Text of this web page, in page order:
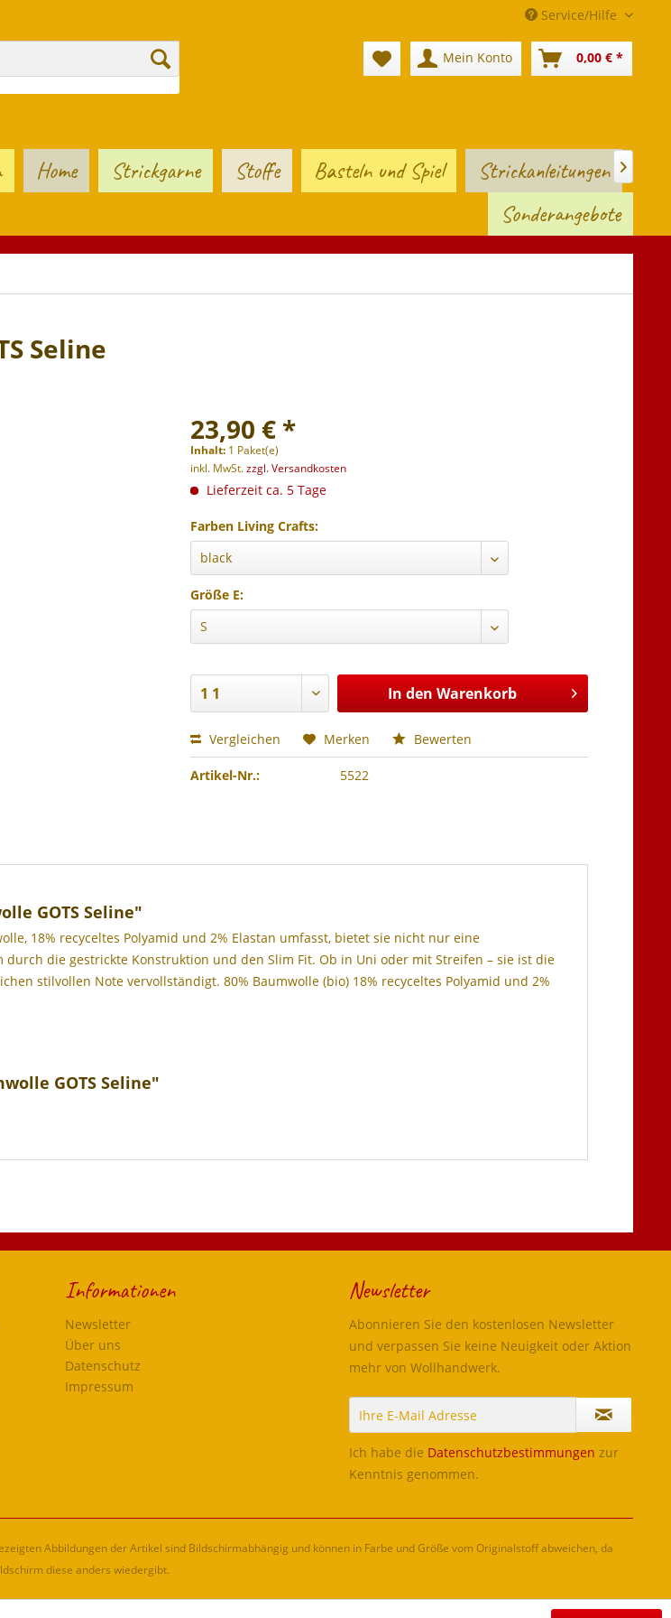
Service/Hilfe
Mein Konto 0,00 € *
Home Strickgarne Stoffe Basteln und Spiel
Strickanleitungen
Sonderangebote

Seline
23,90 € *
Inhalt: 1 Paket(e)
inkl. MwSt.zzgl. Versandkosten
Lieferzeit ca. 5 Tage
Farben Living Crafts:
Größe E:
In den Warenkorb
Vergleichen Merken Bewerten
Artikel-Nr.: 5522
GOTS Seline"
18% recyceltes Polyamid und 2% Elastan umfasst, bietet sie nicht nur eine
die gestrickte Konstruktion und den Slim Fit. Ob in Uni oder mit Streifen – sie ist die
stilvollen Note vervollständigt. 80% Baumwolle (bio) 18% recyceltes Polyamid und 2%
GOTS Seline"
Informationen
Newsletter
Über uns
Datenschutz
Impressum
Newsletter
Abonnieren Sie den kostenlosen Newsletter
und verpassen Sie keine Neuigkeit oder Aktion
mehr von Wollhandwerk.
Ich habe die Datenschutzbestimmungen zur
Kenntnis genommen.
Abbildungen der Artikel sind Bildschirmabhängig und können in Farbe und Größe vom Originalstoff abweichen, da
diese anders wiedergibt.